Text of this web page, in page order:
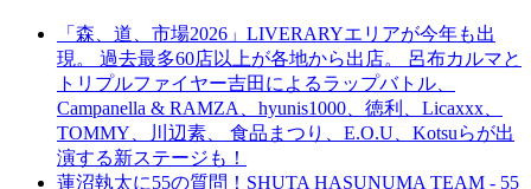
「森、道、市場2026」LIVERARYエリアが今年も出
現。 過去最多60店以上が各地から出店。 呂布カルマと
トリプルファイヤー吉田によるラップバトル、
Campanella & RAMZA、hyunis1000、徳利、Licaxxx、
TOMMY、川辺素、 食品まつり、E.O.U、Kotsuらが出
演する新ステージも！
蓮沼執太に55の質問！SHUTA HASUNUMA TEAM - 55